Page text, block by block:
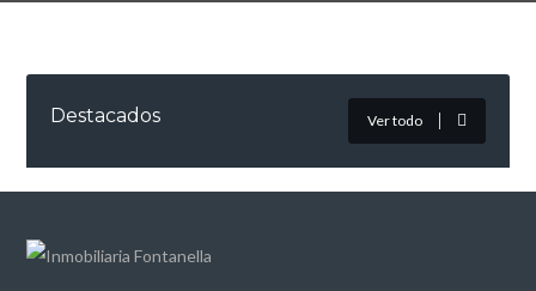
Destacados Ver todo